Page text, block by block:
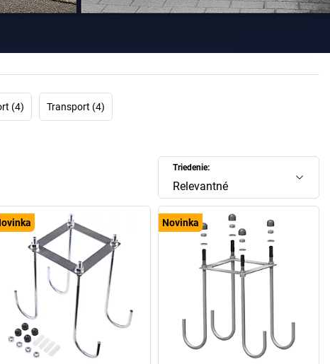
oblastiach a presvedčí technickou dokonalosťou,
zvládnuť. Pretože nezáleží na tom, či v exteriéri spoločnosti
vizitka alebo na veľtrhoch ako pútač pohľadov – žrde na
musia byť odolné a 100 % stabilné. Okrem toho nemá vlajka
upevnenie vlajky má byť jednoduché, musia sa dať pripevniť
so žrďami na vlajky značky MANNUS! Nájdite si tu svoju novú
vlajky MANNUS alebo novú cestnú závoru MANNUS!
(4) Transport (4)
Triedenie:
Relevantné
Novinka